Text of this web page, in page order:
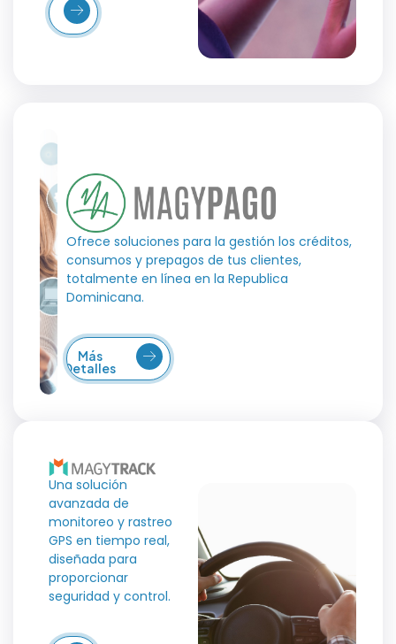
Ofrece soluciones para la gestión los créditos,
consumos y prepagos de tus clientes,
totalmente en línea en la Republica
Dominicana.
Más
Detalles
Una solución
avanzada de
monitoreo y rastreo
GPS en tiempo real,
diseñada para
proporcionar
seguridad y control.